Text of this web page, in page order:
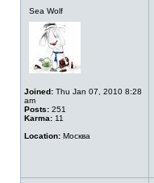
Sea Wolf
Joined: Thu Jan 07, 2010 8:28
am
Posts: 251
Karma: 11
Location: Москва